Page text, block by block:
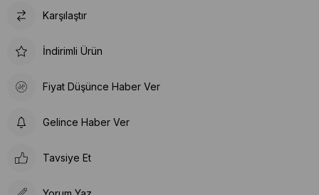
Karşılaştır
İndirimli Ürün
Fiyat Düşünce Haber Ver
Gelince Haber Ver
Tavsiye Et